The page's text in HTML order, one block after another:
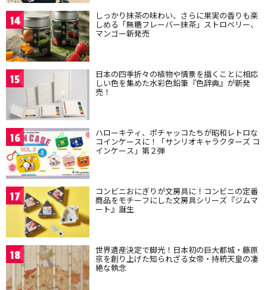
14 しっかり抹茶の味わい、さらに果実の香りも楽
しめる「無糖フレーバー抹茶」ストロベリー、
マンゴー新発売
15 日本の四季折々の植物や情景を描くことに相応
しい色を集めた水彩色鉛筆『色辞典』が新発
売！
16 ハローキティ、ポチャッコたちが昭和レトロな
コインケースに！「サンリオキャラクターズ コ
インケース」第２弾
17 コンビニおにぎりが文房具に！コンビニの定番
商品をモチーフにした文房具シリーズ『ジムマ
ート』誕生
18 世界遺産決定で脚光！日本初の巨大都城・藤原
京を創り上げた知られざる女帝・持統天皇の凄
絶な執念